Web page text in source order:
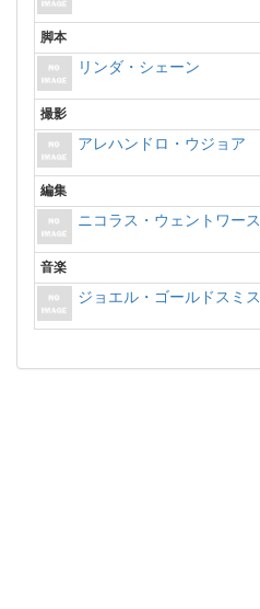
脚本
リンダ・シェーン
撮影
アレハンドロ・ウジョア
編集
ニコラス・ウェントワース
音楽
ジョエル・ゴールドスミス